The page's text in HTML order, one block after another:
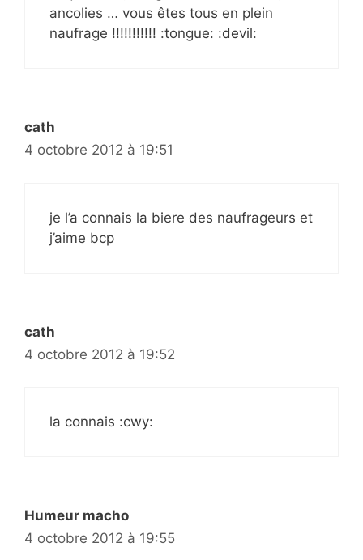
ancolies … vous êtes tous en plein
naufrage !!!!!!!!!!! :tongue: :devil:
cath
4 octobre 2012 à 19:51
je l’a connais la biere des naufrageurs et
j’aime bcp
cath
4 octobre 2012 à 19:52
la connais :cwy:
Humeur macho
4 octobre 2012 à 19:55